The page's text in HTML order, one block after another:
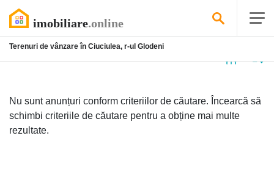
Terenuri de vânzare în Ciuciulea, r-ul Glodeni
Nu sunt anunțuri conform criteriilor de căutare. Încearcă să
schimbi criteriile de căutare pentru a obține mai multe
rezultate.